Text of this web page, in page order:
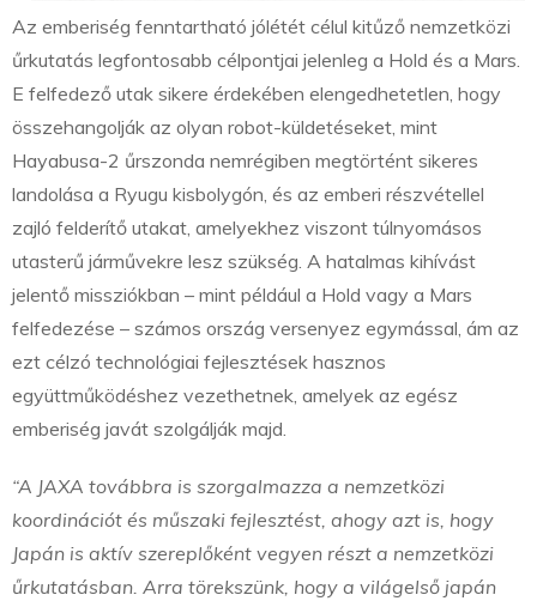
Az emberiség fenntartható jólétét célul kitűző nemzetközi
űrkutatás legfontosabb célpontjai jelenleg a Hold és a Mars.
E felfedező utak sikere érdekében elengedhetetlen, hogy
összehangolják az olyan robot-küldetéseket, mint
Hayabusa-2 űrszonda nemrégiben megtörtént sikeres
landolása a Ryugu kisbolygón, és az emberi részvétellel
zajló felderítő utakat, amelyekhez viszont túlnyomásos
utasterű járművekre lesz szükség. A hatalmas kihívást
jelentő missziókban – mint például a Hold vagy a Mars
felfedezése – számos ország versenyez egymással, ám az
ezt célzó technológiai fejlesztések hasznos
együttműködéshez vezethetnek, amelyek az egész
emberiség javát szolgálják majd.
“A JAXA továbbra is szorgalmazza a nemzetközi
koordinációt és műszaki fejlesztést, ahogy azt is, hogy
Japán is aktív szereplőként vegyen részt a nemzetközi
űrkutatásban. Arra törekszünk, hogy a világelső japán